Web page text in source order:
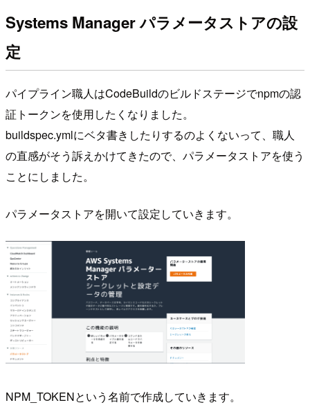
Systems Manager パラメータストアの設
定
パイプライン職人はCodeBuildのビルドステージでnpmの認
証トークンを使用したくなりました。
buildspec.ymlにベタ書きしたりするのよくないって、職人
の直感がそう訴えかけてきたので、パラメータストアを使う
ことにしました。
パラメータストアを開いて設定していきます。
NPM_TOKENという名前で作成していきます。